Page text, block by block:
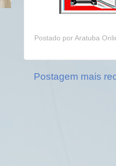
Postado por Aratuba
Postagem mais